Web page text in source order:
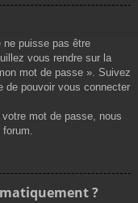
ne puisse pas être
vous rendre sur la
mot de passe ». Suivez
de pouvoir vous connecter
mot de passe, nous
?